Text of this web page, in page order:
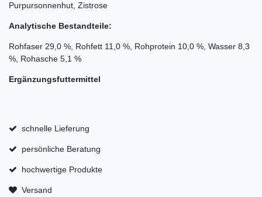
Purpursonnenhut, Zistrose
Analytische Bestandteile:
Rohfaser 29,0 %, Rohfett 11,0 %, Rohprotein 10,0 %, Wasser 8,3
%, Rohasche 5,1 %
Ergänzungsfuttermittel
schnelle Lieferung
persönliche Beratung
hochwertige Produkte
Versand